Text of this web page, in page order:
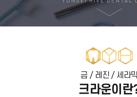
금 / 레진 / 세라믹
크라운이란